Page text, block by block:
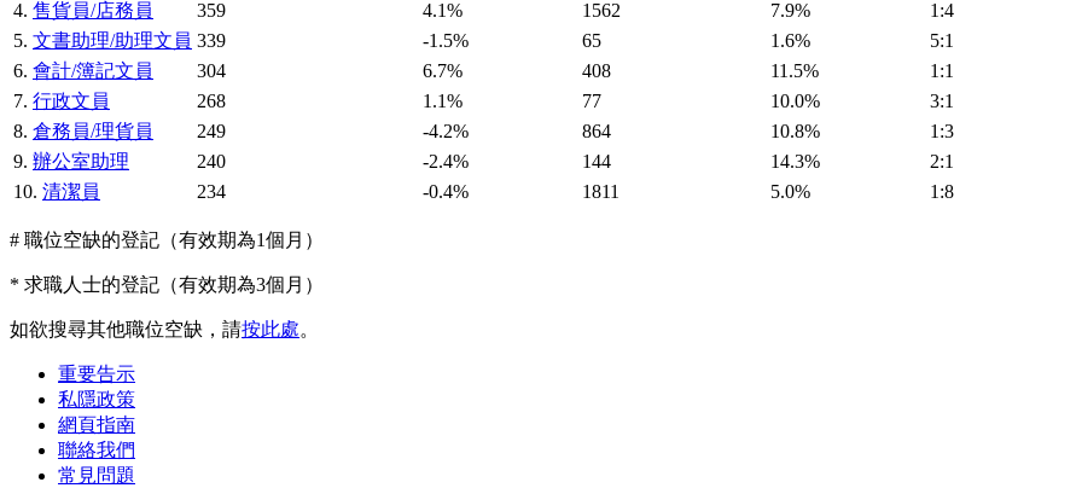
4. 售貨員/店務員 359 4.1% 1562 7.9%
1:4
5. 文書助理/助理文員 339 -1.5% 65 1.6%
5:1
6. 會計/簿記文員 304 6.7% 408 11.5%
1:1
7. 行政文員 268 1.1% 77 10.0%
3:1
8. 倉務員/理貨員 249 -4.2% 864 10.8%
1:3
9. 辦公室助理 240 -2.4% 144 14.3%
2:1
10. 清潔員 234 -0.4% 1811 5.0% 1:8
# 職位空缺的登記（有效期為1個月）
* 求職人士的登記（有效期為3個月）
如欲搜尋其他職位空缺，請按此處。
重要告示
私隱政策
網頁指南
聯絡我們
常見問題